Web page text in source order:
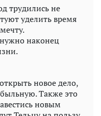
трудились не
уделить время
наконец
новое дело,
Также это
новым